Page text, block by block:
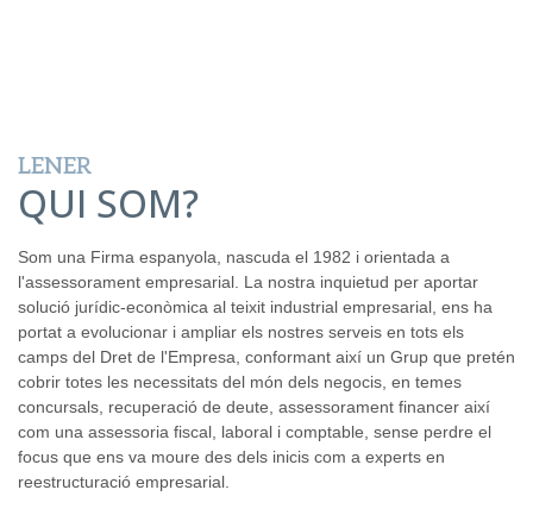
LENER
QUI SOM?
Som una Firma espanyola, nascuda el 1982 i orientada a
l'assessorament empresarial. La nostra inquietud per aportar
solució jurídic-econòmica al teixit industrial empresarial, ens ha
portat a evolucionar i ampliar els nostres serveis en tots els
camps del Dret de l'Empresa, conformant així un Grup que pretén
cobrir totes les necessitats del món dels negocis, en temes
concursals, recuperació de deute, assessorament financer així
com una assessoria fiscal, laboral i comptable, sense perdre el
focus que ens va moure des dels inicis com a experts en
reestructuració empresarial.